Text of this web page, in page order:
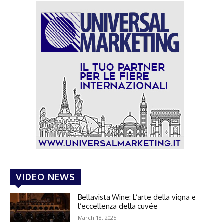
VIDEO NEWS
Bellavista Wine: L’arte della vigna e
l’eccellenza della cuvée
March 18, 2025